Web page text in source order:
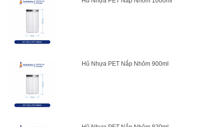
Hũ Nhựa PET Nắp Nhôm 900ml